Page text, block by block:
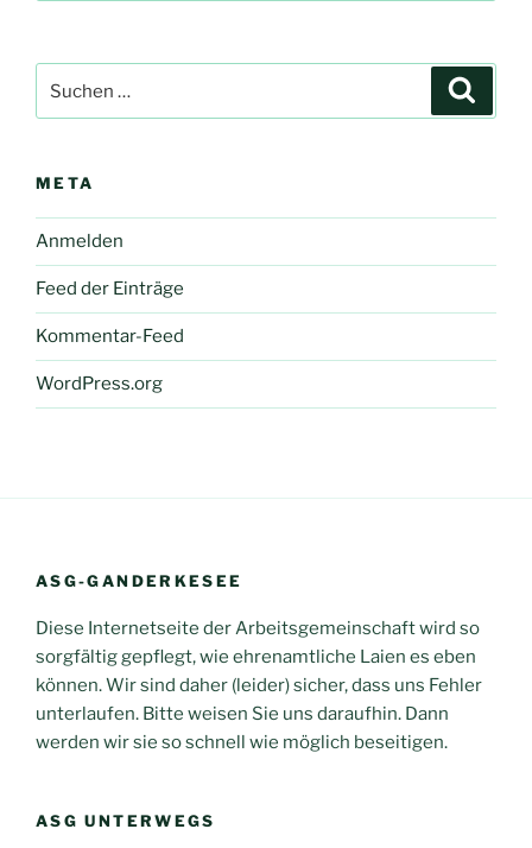
nach:
META
Anmelden
Feed der Einträge
Kommentar-Feed
WordPress.org
ASG-GANDERKESEE
Diese Internetseite der Arbeitsgemeinschaft wird so
sorgfältig gepflegt, wie ehrenamtliche Laien es eben
können. Wir sind daher (leider) sicher, dass uns Fehler
unterlaufen. Bitte weisen Sie uns daraufhin. Dann
werden wir sie so schnell wie möglich beseitigen.
ASG UNTERWEGS